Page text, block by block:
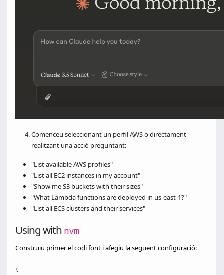
Comenceu seleccionant un perfil AWS o directament
realitzant una acció preguntant:
"List available AWS profiles"
"List all EC2 instances in my account"
"Show me S3 buckets with their sizes"
"What Lambda functions are deployed in us-east-1?"
"List all ECS clusters and their services"
Using with nvm
Construïu primer el codi font i afegiu la següent configuració:
{